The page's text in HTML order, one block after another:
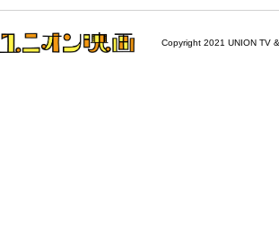
Copyright 2021 UNION TV